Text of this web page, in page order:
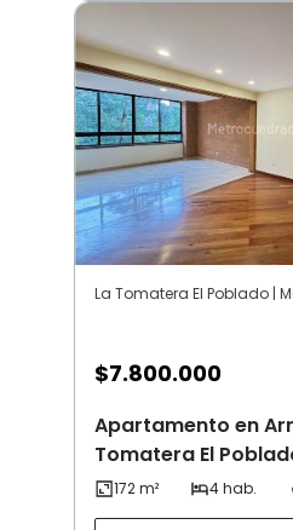
La Tomatera El Poblado |
$7.800.000
Apartamento en
Tomatera El